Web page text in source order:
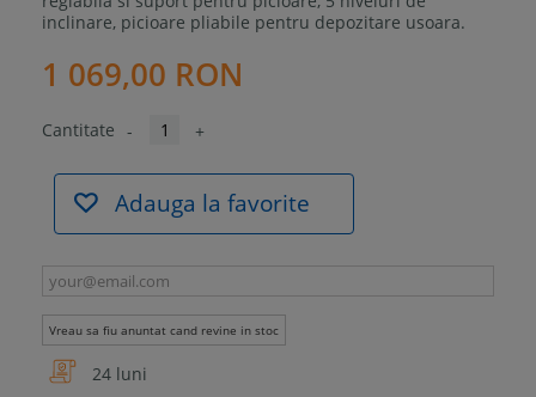
inclinare, picioare pliabile pentru depozitare usoara.
1 069,00 RON
Cantitate - +
Adauga la favorite
Vreau sa fiu anuntat cand revine in stoc
24 luni